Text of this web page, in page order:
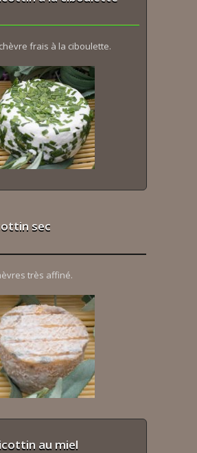
frais à la ciboulette.
sec
très affiné.
au miel